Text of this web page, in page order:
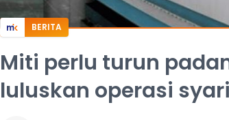
BERITA
Miti perlu turun
luluskan operasi